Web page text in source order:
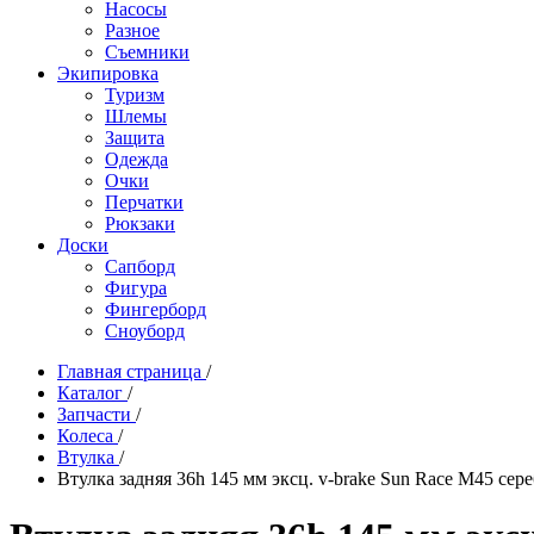
Насосы
Разное
Съемники
Экипировка
Туризм
Шлемы
Защита
Одежда
Очки
Перчатки
Рюкзаки
Доски
Сапборд
Фигура
Фингерборд
Сноуборд
Главная страница /
Каталог /
Запчасти /
Колеса /
Втулка /
Втулка задняя 36h 145 мм эксц. v-brake Sun Race M45